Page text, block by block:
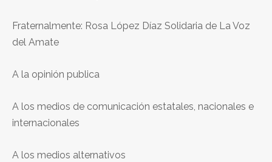
Fraternalmente: Rosa López Díaz Solidaria de La Voz
del Amate
A la opinión publica
A los medios de comunicación estatales, nacionales e
internacionales
A los medios alternativos